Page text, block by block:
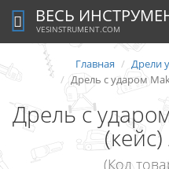
ВЕСЬ
VESINSTRUMENT.COM
Главная
Дрели
Дрель с ударом
Дрель с
(Код